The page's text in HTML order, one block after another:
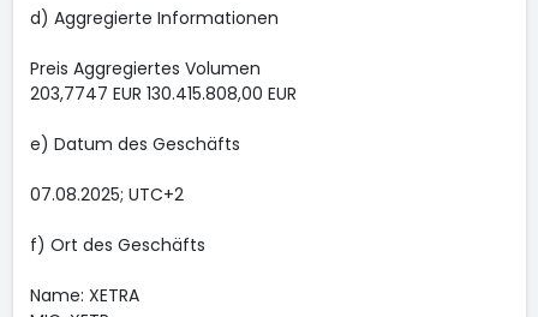
d) Aggregierte Informationen
Preis Aggregiertes Volumen
203,7747 EUR 130.415.808,00 EUR
e) Datum des Geschäfts
07.08.2025; UTC+2
f) Ort des Geschäfts
Name: XETRA